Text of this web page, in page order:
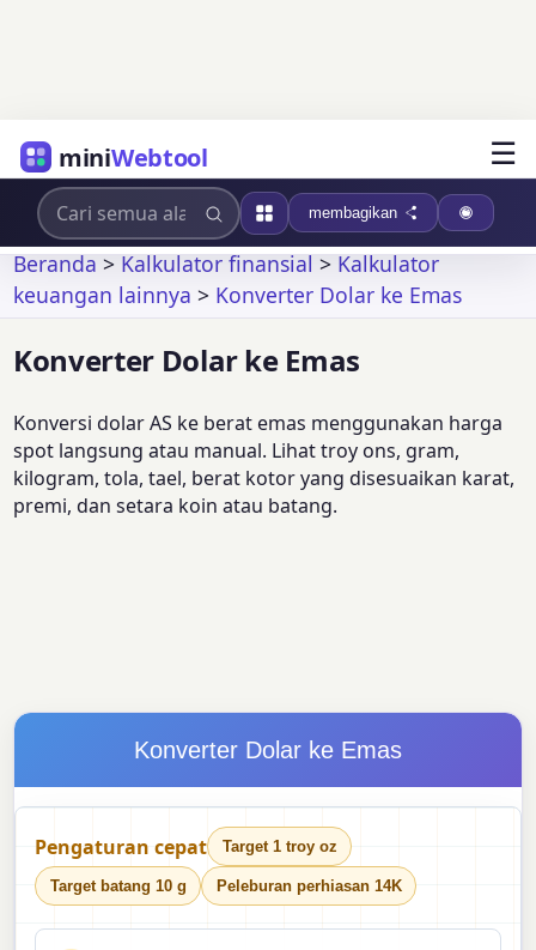
miniWebtool ☰
membagikan
Beranda>Kalkulator finansial>Kalkulator
keuangan lainnya > Konverter Dolar ke Emas
Konverter Dolar ke Emas
Konversi dolar AS ke berat emas menggunakan harga
spot langsung atau manual. Lihat troy ons, gram,
kilogram, tola, tael, berat kotor yang disesuaikan karat,
premi, dan setara koin atau batang.
Konverter Dolar ke Emas
Pengaturan cepat Target 1 troy oz
Target batang 10 g Peleburan perhiasan 14K